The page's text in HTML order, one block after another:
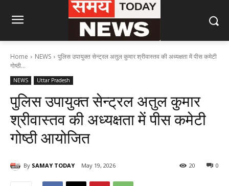
Home NEWS
पुलिस उपायुक्त सेन्ट्रल अतुल कुमार श्रीवास्तव की अध्यक्षता में पीस कमेटी
गोष्ठी...
NEWS Uttar Pradesh
पुलिस उपायुक्त सेन्ट्रल अतुल कुमार
श्रीवास्तव की अध्यक्षता में पीस कमेटी
गोष्ठी आयोजित
By SAMAY TODAY May 19, 2026 0
20